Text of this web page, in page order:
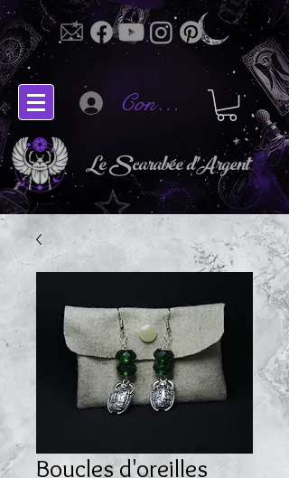
Connectez-vous
Le Scarabée d'Argent
Boucles d'oreilles